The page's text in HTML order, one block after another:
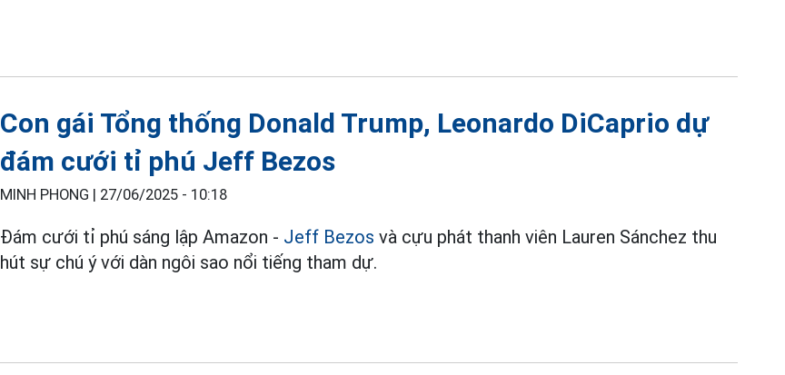
Con gái Tổng thống Donald Trump, Leonardo DiCaprio dự
đám cưới tỉ phú Jeff Bezos
MINH PHONG | 27/06/2025 - 10:18
Đám cưới tỉ phú sáng lập Amazon - Jeff Bezos và cựu phát thanh viên Lauren Sánchez thu
hút sự chú ý với dàn ngôi sao nổi tiếng tham dự.